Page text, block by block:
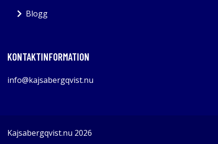
Blogg
KONTAKTINFORMATION
info@kajsabergqvist.nu
Kajsabergqvist.nu 2026